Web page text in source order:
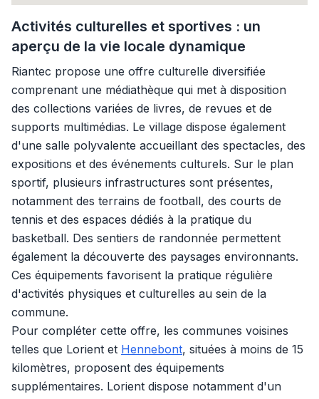
Activités culturelles et sportives : un
aperçu de la vie locale dynamique
Riantec propose une offre culturelle diversifiée
comprenant une médiathèque qui met à disposition
des collections variées de livres, de revues et de
supports multimédias. Le village dispose également
d'une salle polyvalente accueillant des spectacles, des
expositions et des événements culturels. Sur le plan
sportif, plusieurs infrastructures sont présentes,
notamment des terrains de football, des courts de
tennis et des espaces dédiés à la pratique du
basketball. Des sentiers de randonnée permettent
également la découverte des paysages environnants.
Ces équipements favorisent la pratique régulière
d'activités physiques et culturelles au sein de la
commune.
Pour compléter cette offre, les communes voisines
telles que Lorient et Hennebont, situées à moins de 15
kilomètres, proposent des équipements
supplémentaires. Lorient dispose notamment d'un